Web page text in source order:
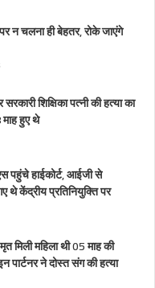
न चलना ही बेहतर, रोके जाएंगे
शिक्षिका पत्नी की हत्या का
हुए थे
पहुंचे हाईकोर्ट, आईजी से
केंद्रीय प्रतिनियुक्ति पर
मिली महिला थी 05 माह की
पार्टनर ने दोस्त संग की हत्या